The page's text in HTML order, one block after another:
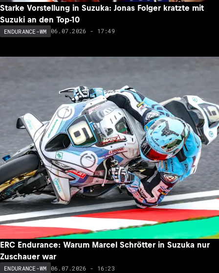
Starke Vorstellung in Suzuka: Jonas Folger kratzte mit
Suzuki an den Top-10
ENDURANCE-WM 06.07.2026 - 17:49
ERC Endurance: Warum Marcel Schrötter in Suzuka nur
Zuschauer war
ENDURANCE-WM 06.07.2026 - 16:23